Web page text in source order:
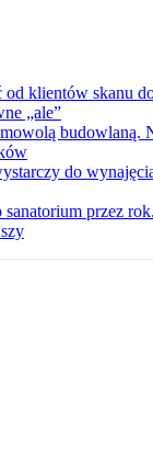
od klientów skanu
„ale”
do
przez